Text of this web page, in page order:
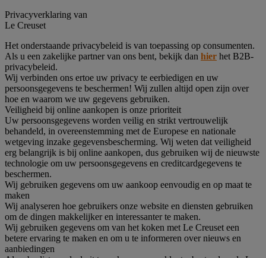
Privacyverklaring van
Le Creuset
Het onderstaande privacybeleid is van toepassing op consumenten.
Als u een zakelijke partner van ons bent, bekijk dan hier het B2B-
privacybeleid.
Wij verbinden ons ertoe uw privacy te eerbiedigen en uw
persoonsgegevens te beschermen! Wij zullen altijd open zijn over
hoe en waarom we uw gegevens gebruiken.
Veiligheid bij online aankopen is onze prioriteit
Uw persoonsgegevens worden veilig en strikt vertrouwelijk
behandeld, in overeenstemming met de Europese en nationale
wetgeving inzake gegevensbescherming. Wij weten dat veiligheid
erg belangrijk is bij online aankopen, dus gebruiken wij de nieuwste
technologie om uw persoonsgegevens en creditcardgegevens te
beschermen.
Wij gebruiken gegevens om uw aankoop eenvoudig en op maat te
maken
Wij analyseren hoe gebruikers onze website en diensten gebruiken
om de dingen makkelijker en interessanter te maken.
Wij gebruiken gegevens om van het koken met Le Creuset een
betere ervaring te maken en om u te informeren over nieuws en
aanbiedingen